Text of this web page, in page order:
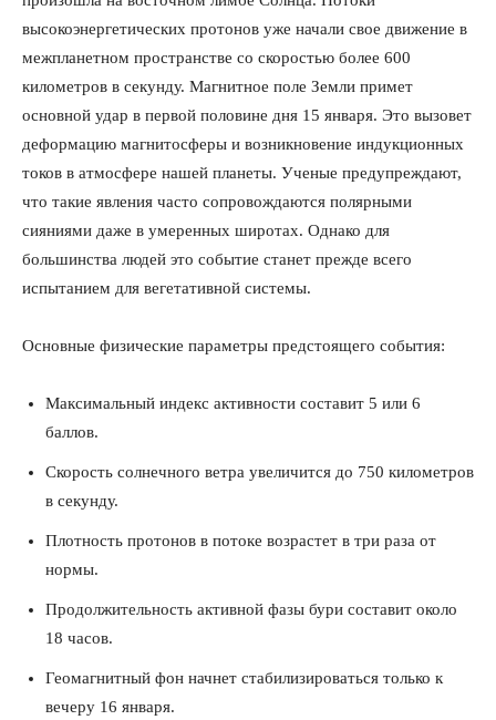
высокоэнергетических протонов уже начали свое движение в
межпланетном пространстве со скоростью более 600
километров в секунду. Магнитное поле Земли примет
основной удар в первой половине дня 15 января. Это вызовет
деформацию магнитосферы и возникновение индукционных
токов в атмосфере нашей планеты. Ученые предупреждают,
что такие явления часто сопровождаются полярными
сияниями даже в умеренных широтах. Однако для
большинства людей это событие станет прежде всего
испытанием для вегетативной системы.
Основные физические параметры предстоящего события:
Максимальный индекс активности составит 5 или 6
баллов.
Скорость солнечного ветра увеличится до 750 километров
в секунду.
Плотность протонов в потоке возрастет в три раза от
нормы.
Продолжительность активной фазы бури составит около
18 часов.
Геомагнитный фон начнет стабилизироваться только к
вечеру 16 января.